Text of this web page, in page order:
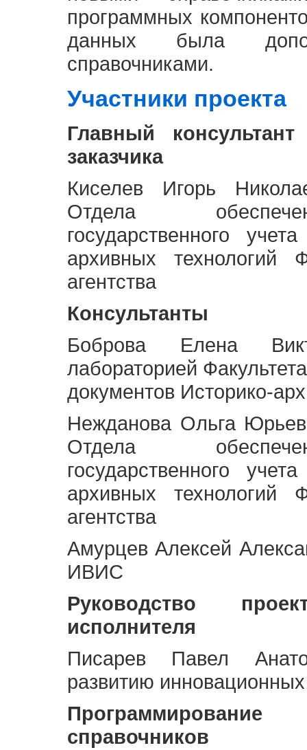
программных
данных была
справочниками.
Участники проекта
Главный
заказчика
Киселев Игорь
Отдела
государственного
архивных технологий
агентства
Консультанты
Боброва Елена
лабораторией
документов Историко-
Нежданова Ольга
Отдела
государственного
архивных технологий
агентства
Амурцев Алексей
ИВИС
Руководство
исполнителя
Писарев Павел
развитию
Программирование
справочников